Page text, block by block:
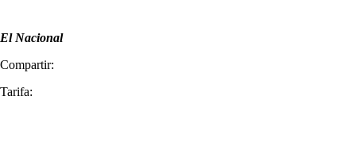
El Nacional
Compartir:
Tarifa: